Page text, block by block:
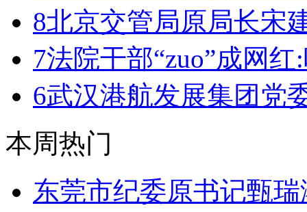
8北京交管局原局长宋
7法院干部“zuo”成网
6武汉港航发展集团党
本周热门
东莞市纪委原书记甄